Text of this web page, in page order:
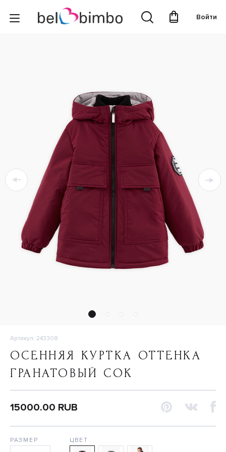
Войти
Артикул: 243308
ОСЕННЯЯ КУРТКА ОТТЕНКА
ГРАНАТОВЫЙ СОК
15000.00 RUB
РАЗМЕР ЦВЕТ